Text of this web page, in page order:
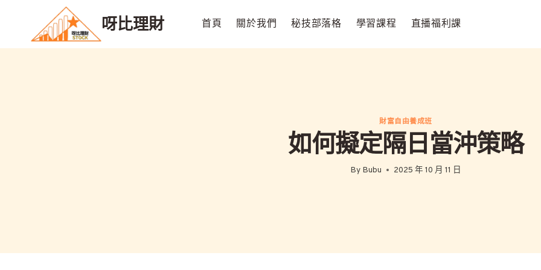
content
呀比理財 首頁 關於我們 秘技部落格 學習課程 直播福利課
財富自由養成班
如何擬定隔日當沖策略
By Bubu 2025 年 10 月 11 日